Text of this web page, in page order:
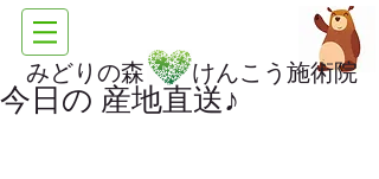
みどりの森 けんこう施術院
今日の 産地直送♪